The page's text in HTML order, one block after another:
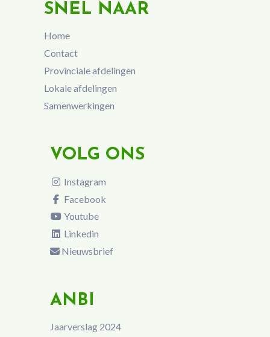
SNEL NAAR
Home
Contact
Provinciale afdelingen
Lokale afdelingen
Samenwerkingen
VOLG ONS
Instagram
Facebook
Youtube
Linkedin
Nieuwsbrief
ANBI
Jaarverslag 2024